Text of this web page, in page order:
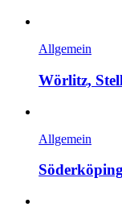
Allgemein
Wörlitz,
Allgemein